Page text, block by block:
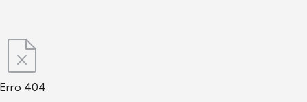
Erro 404